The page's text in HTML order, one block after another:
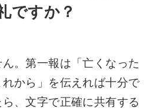
ですか？
。第一報は「亡くなった
から」を伝えれば十分で
、文字で正確に共有する